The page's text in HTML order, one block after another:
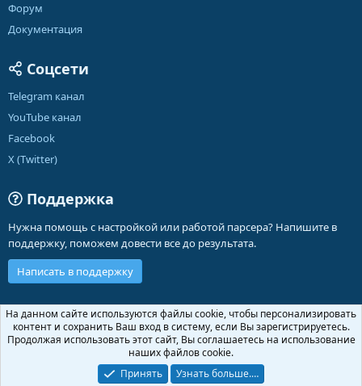
Форум
Документация
Соцсети
Telegram канал
YouTube канал
Facebook
X (Twitter)
Поддержка
Нужна помощь с настройкой или работой парсера? Напишите в
поддержку, поможем довести все до результата.
Написать в поддержку
Russian (RU)
Обратная связь
Условия и правила
Политика конфиденциальности
Помощь
Community platform by XenForo ® © 2010-2026 XenForo Ltd.
На данном сайте используются файлы cookie, чтобы персонализировать
контент и сохранить Ваш вход в систему, если Вы зарегистрируетесь.
Продолжая использовать этот сайт, Вы соглашаетесь на использование
наших файлов cookie.
Принять
Узнать больше.…